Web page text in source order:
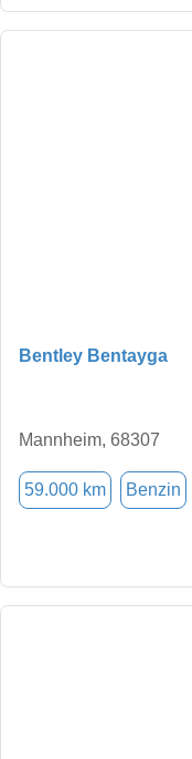
Bentley Bentayga
Mannheim, 68307
59.000 km Benzin